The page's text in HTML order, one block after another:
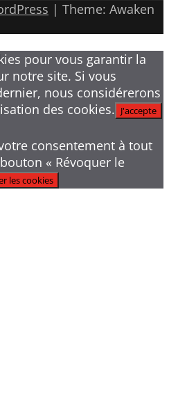
| Theme: Awaken
pour vous garantir la
notre site. Si vous
nous considérerons
des cookies. J'accepte
consentement à tout
« Révoquer le
les cookies